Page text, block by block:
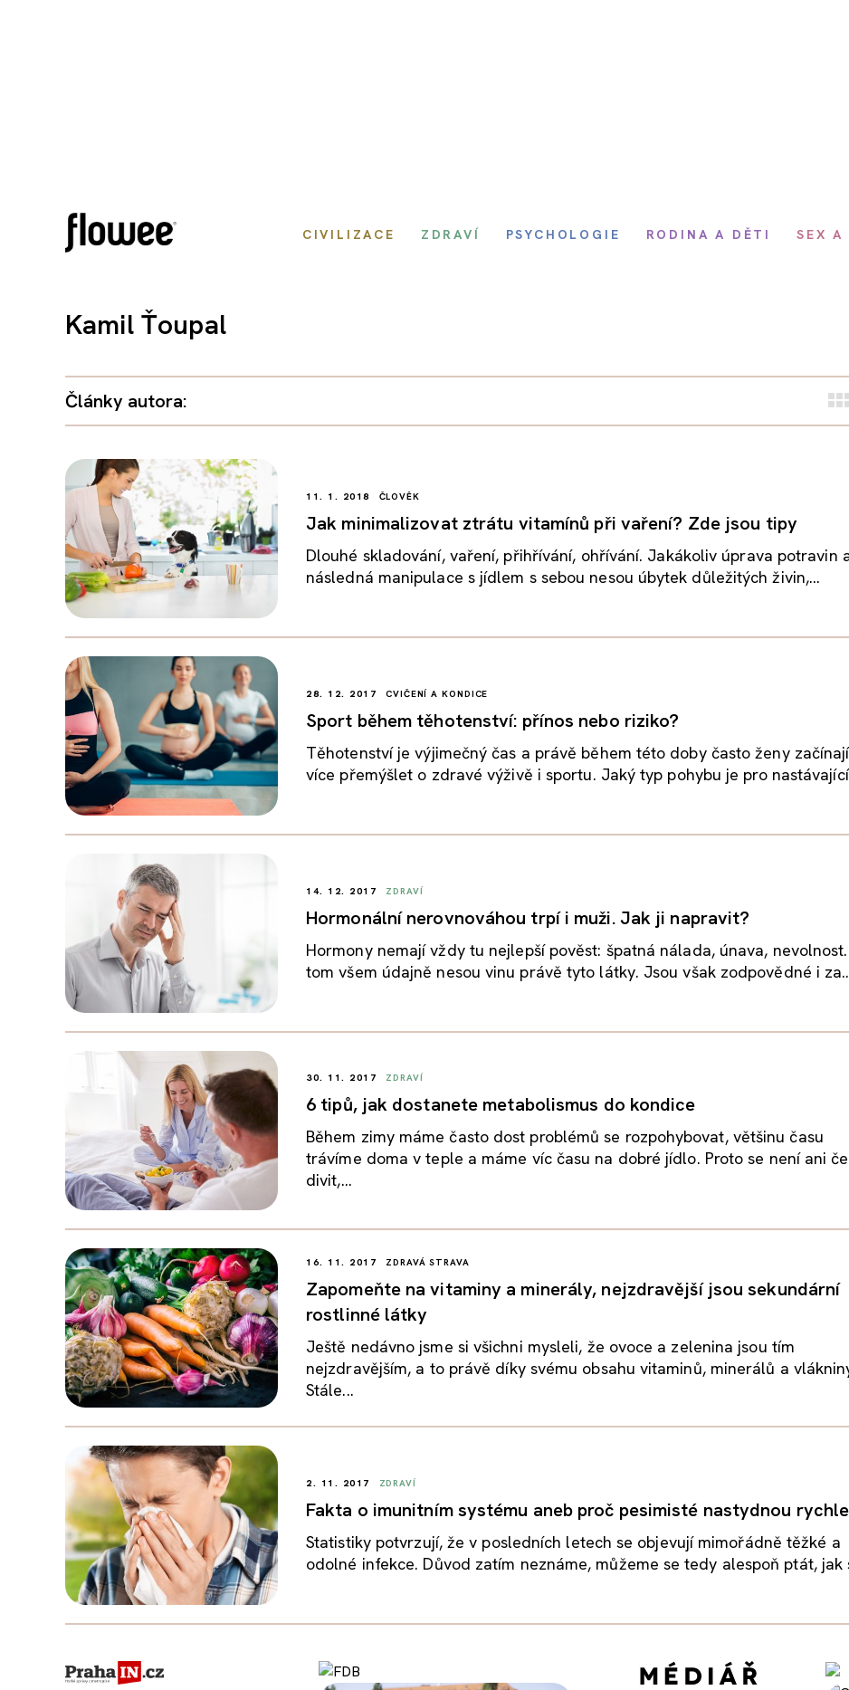
CIVILIZACE ZDRAVÍ PSYCHOLOGIE RODINA A DĚTI SEX A
Kamil Ťoupal
Články autora:
11. 1. 2018 ČLOVĚK
Jak minimalizovat ztrátu vitamínů při vaření? Zde jsou tipy
Dlouhé skladování, vaření, přihřívání, ohřívání. Jakákoliv úprava potravin
následná manipulace s jídlem s sebou nesou úbytek důležitých živin,...
28. 12. 2017 CVIČENÍ A KONDICE
Sport během těhotenství: přínos nebo riziko?
Těhotenství je výjimečný čas a právě během této doby často ženy začínají
více přemýšlet o zdravé výživě i sportu. Jaký typ pohybu je pro
14. 12. 2017 ZDRAVÍ
Hormonální nerovnováhou trpí i muži. Jak ji napravit?
Hormony nemají vždy tu nejlepší pověst: špatná nálada, únava,
tom všem údajně nesou vinu právě tyto látky. Jsou však zodpovědné i
30. 11. 2017 ZDRAVÍ
6 tipů, jak dostanete metabolismus do kondice
Během zimy máme často dost problémů se rozpohybovat, většinu času
trávíme doma v teple a máme víc času na dobré jídlo. Proto se není ani
divit,...
16. 11. 2017 ZDRAVÁ STRAVA
Zapomeňte na vitaminy a minerály, nejzdravější jsou sekundární
rostlinné látky
Ještě nedávno jsme si všichni mysleli, že ovoce a zelenina jsou tím
nejzdravějším, a to právě díky svému obsahu vitaminů, minerálů a
Stále...
2. 11. 2017 ZDRAVÍ
Fakta o imunitním systému aneb proč pesimisté nastydnou
Statistiky potvrzují, že v posledních letech se objevují mimořádně těžké a
odolné infekce. Důvod zatím neznáme, můžeme se tedy alespoň ptát, jak